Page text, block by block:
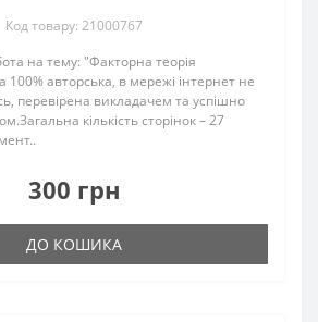
Код товару: 21000767
на тему: "Факторна теорія
100% авторська, в мережі інтернет не
перевірена викладачем та успішно
кількість сторінок – 27
300 грн
ДО КОШИКА